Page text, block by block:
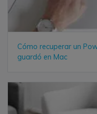
Cómo recuperar un
guardó en Mac